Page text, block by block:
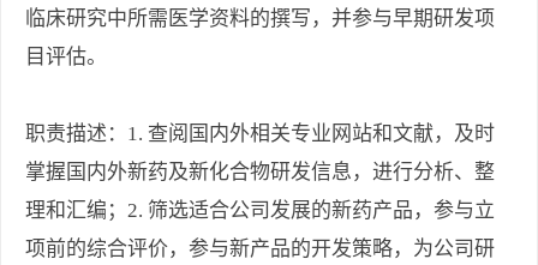
临床研究中所需医学资料的撰写，并参与早期研发项
目评估。
职责描述：1. 查阅国内外相关专业网站和文献，及时
掌握国内外新药及新化合物研发信息，进行分析、整
理和汇编；2. 筛选适合公司发展的新药产品，参与立
项前的综合评价，参与新产品的开发策略，为公司研